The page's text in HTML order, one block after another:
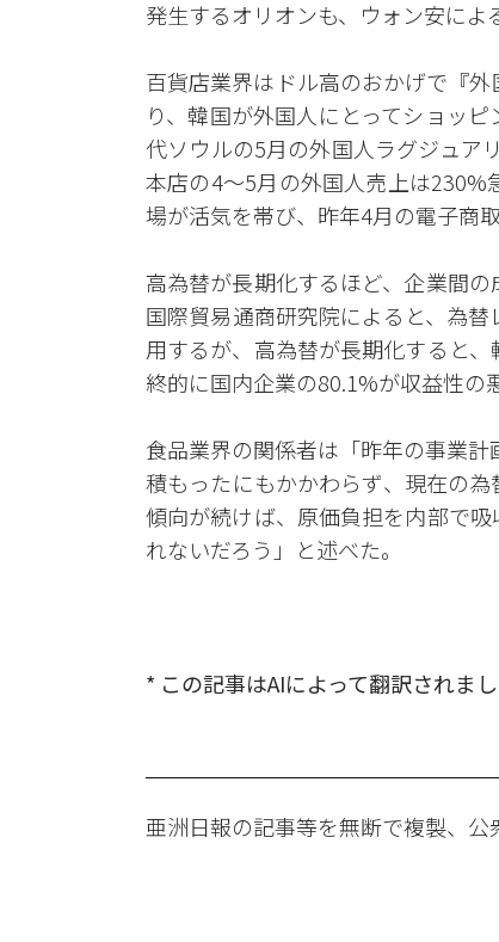
発生するオリオンも、ウォン安によ
百貨店業界はドル高のおかげで『
り、韓国が外国人にとってショッ
代ソウルの5月の外国人ラグジュア
本店の4～5月の外国人売上は
場が活気を帯び、昨年4月の電子商
高為替が長期化するほど、企業間
国際貿易通商研究院によると、為
用するが、高為替が長期化すると
終的に国内企業の80.1%が収益性の
食品業界の関係者は「昨年の事業
積もったにもかかわらず、現在の
傾向が続けば、原価負担を内部で
れないだろう」と述べた。
* この記事はAIによって翻訳されまし
亜洲日報の記事等を無断で複製、公